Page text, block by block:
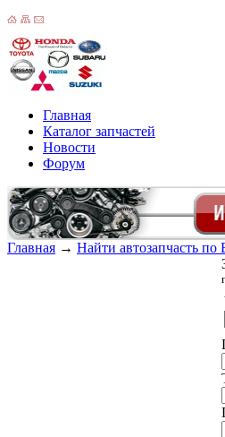
Главная
Каталог запчастей
Новости
Форум
Главная → Найти автозапчасть